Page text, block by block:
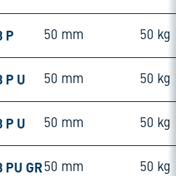
P 50 mm 50 kg
P U 50 mm 50 kg
P U 50 mm 50 kg
PU GR 50 mm 50 kg